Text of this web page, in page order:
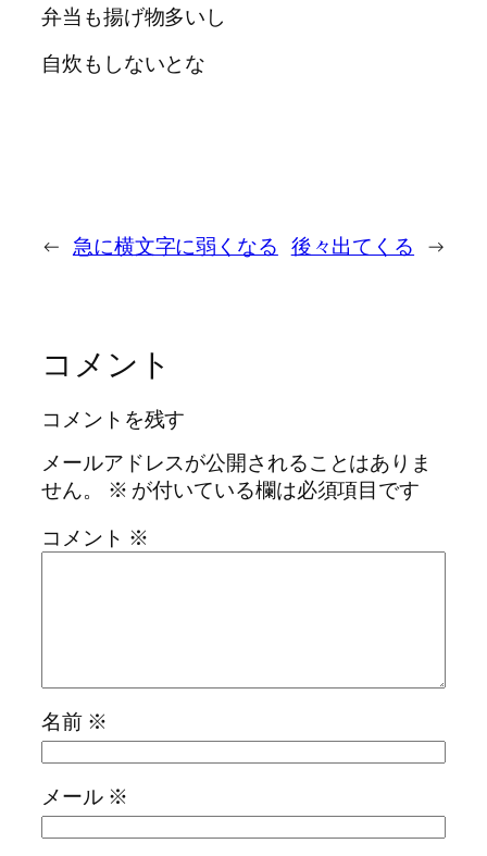
弁当も揚げ物多いし
自炊もしないとな
← 急に横文字に弱くなる 後々出てくる →
コメント
コメントを残す
メールアドレスが公開されることはありま
せん。
※ が付いている欄は必須項目です
コメント ※
名前 ※
メール ※